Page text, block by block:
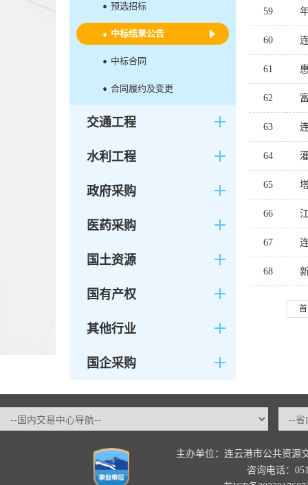
预选招标
中标结果公告
中标合同
合同履约及变更
交通工程
水利工程
政府采购
医药采购
国土资源
国有产权
其他行业
国企采购
59
60
61
62
63
64
65
66
67
68
主办单位：连云港市公共资源
咨询电话：